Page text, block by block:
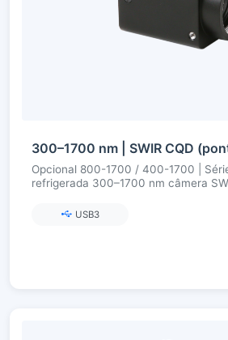
Opcional 800-1700 / 400-1700 |
refrigerada 300–1700 nm câmera
USB3